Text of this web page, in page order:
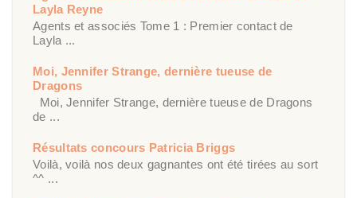
Layla Reyne
Agents et associés Tome 1 : Premier contact de
Layla ...
Moi, Jennifer Strange, dernière tueuse de
Dragons
Moi, Jennifer Strange, dernière tueuse de Dragons
de ...
Résultats concours Patricia Briggs
Voilà, voilà nos deux gagnantes ont été tirées au sort
^^ ...